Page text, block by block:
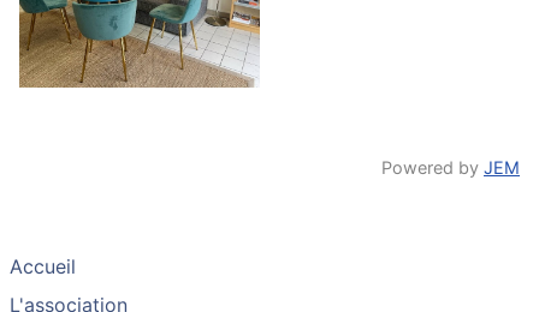
Powered by JEM
Accueil
L'association